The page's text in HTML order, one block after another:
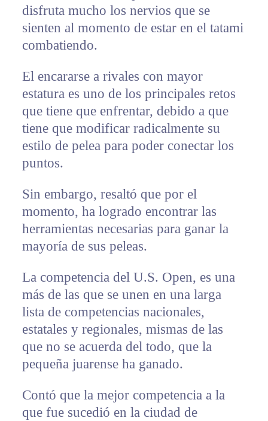
disfruta mucho los nervios que se
sienten al momento de estar en el tatami
combatiendo.
El encararse a rivales con mayor
estatura es uno de los principales retos
que tiene que enfrentar, debido a que
tiene que modificar radicalmente su
estilo de pelea para poder conectar los
puntos.
Sin embargo, resaltó que por el
momento, ha logrado encontrar las
herramientas necesarias para ganar la
mayoría de sus peleas.
La competencia del U.S. Open, es una
más de las que se unen en una larga
lista de competencias nacionales,
estatales y regionales, mismas de las
que no se acuerda del todo, que la
pequeña juarense ha ganado.
Contó que la mejor competencia a la
que fue sucedió en la ciudad de